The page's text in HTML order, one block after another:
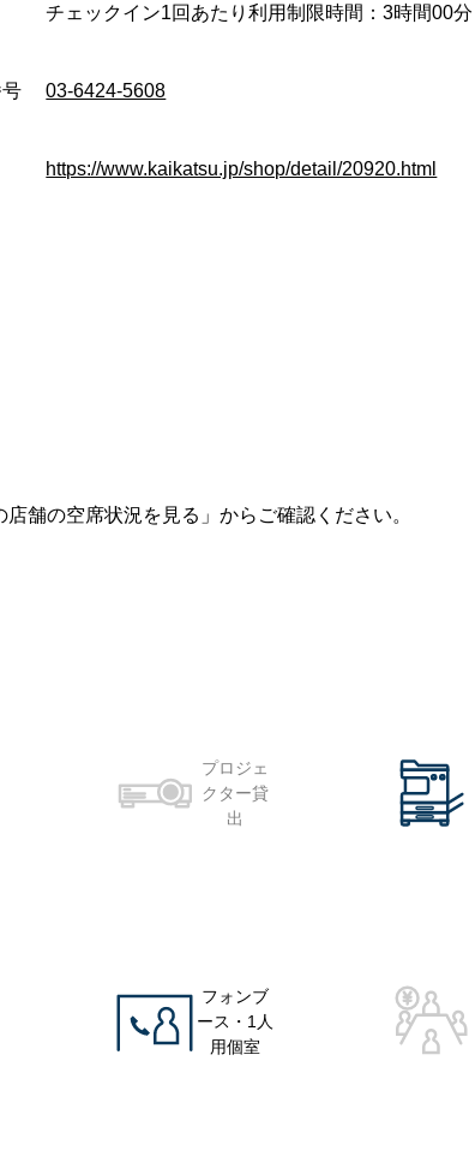
チェックイン1回あたり利用制限時間：3時間00分
03-6424-5608
https://www.kaikatsu.jp/shop/detail/20920.html
舗の空席状況を見る」からご確認ください。
プロジェ
クター貸
出
フォンブ
ース・1人
用個室